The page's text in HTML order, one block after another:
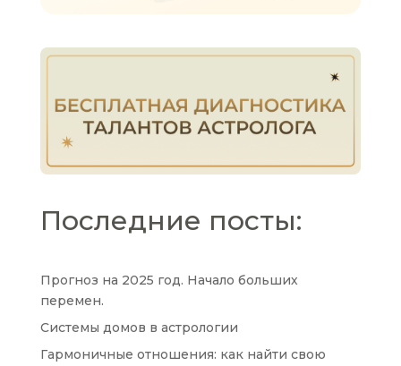
Последние посты:
Прогноз на 2025 год. Начало больших
перемен.
Системы домов в астрологии
Гармоничные отношения: как найти свою